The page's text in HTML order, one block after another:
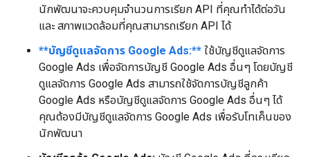
นักพัฒนาจะควบคุมจำนวนการเรียก API ที่คุณทำได้ต่อวัน
และ สภาพแวดล้อมที่คุณสามารถเรียก API ได้
**บัญชีดูแลจัดการ Google Ads:** ใช้บัญชีดูแลจัดการ
Google Ads เพื่อจัดการบัญชี Google Ads อื่นๆ โดยบัญชี
ดูแลจัดการ Google Ads สามารถใช้จัดการบัญชีลูกค้า
Google Ads หรือบัญชีดูแลจัดการ Google Ads อื่นๆ ได้
คุณต้องมีบัญชีดูแลจัดการ Google Ads เพื่อรับโทเค็นของ
นักพัฒนา